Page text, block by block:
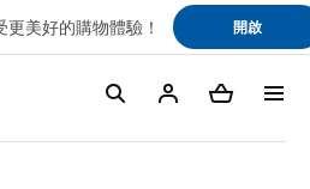
美好的購物體驗！ 開啟